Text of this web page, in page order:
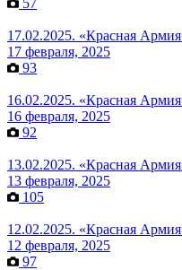
17.02.2025. «Красная
17 февраля, 2025
93
16.02.2025. «Красная
16 февраля, 2025
92
13.02.2025. «Красная
13 февраля, 2025
105
12.02.2025. «Красная
12 февраля, 2025
97